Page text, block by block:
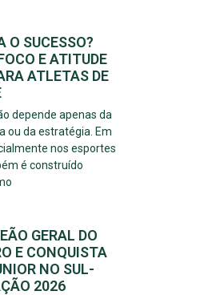
O SUCESSO?
E ATITUDE
ATLETAS DE
depende apenas da
ou da estratégia. Em
nos esportes
é construído
GERAL DO
E CONQUISTA
NO SUL-
2026